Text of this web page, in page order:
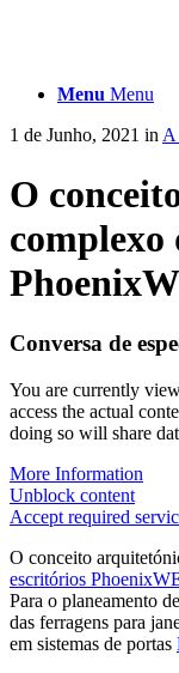
Menu Menu
1 de Junho, 2021 inA
O
complexo
Conversa de
You are currently
access the actual
doing so will share
More Information
Unblock content
Accept required
O conceito
escritórios
Para o planeamento
das ferragens para
em sistemas de portas